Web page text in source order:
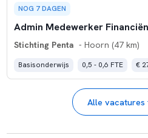
NOG 7 DAGEN
Stichting Penta - Hoorn (47 km)
Basisonderwijs 0,5 - 0,6 FTE €
Alle vacatures